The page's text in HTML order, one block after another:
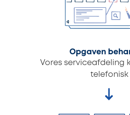
Opgaven
Vores serviceafdeling
telefonisk